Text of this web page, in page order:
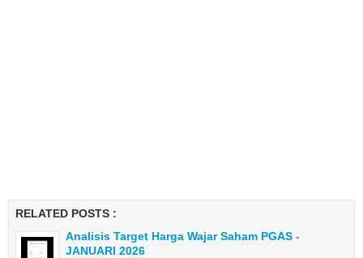
RELATED POSTS :
Analisis Target Harga Wajar Saham PGAS -
JANUARI 2026